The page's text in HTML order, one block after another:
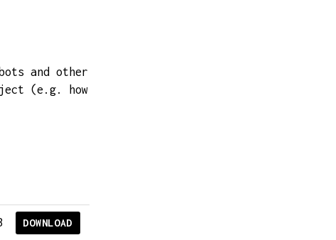
and other
(e.g. how
DOWNLOAD